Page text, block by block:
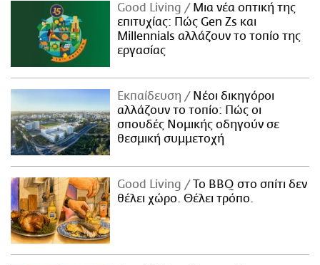
Good Living
Μια νέα οπτική της
επιτυχίας: Πώς Gen Zs και
Millennials αλλάζουν το τοπίο της
εργασίας
Εκπαίδευση
Νέοι δικηγόροι
αλλάζουν το τοπίο: Πώς οι
σπουδές Νομικής οδηγούν σε
θεσμική συμμετοχή
Good Living
Το BBQ στο σπίτι δεν
θέλει χώρο. Θέλει τρόπο.